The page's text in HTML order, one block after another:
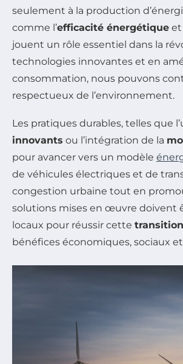
seulement à la production
comme l’efficacité énergétique et
jouent un rôle essentiel dans la
technologies innovantes et en
consommation, nous pouvons
respectueux de l’environnement.
Les pratiques durables, telles que
innovants ou l’intégration de la
pour avancer vers un modèle
de véhicules électriques et de
congestion urbaine tout en
solutions mises en œuvre doivent
locaux pour réussir cette
bénéfices économiques, sociaux